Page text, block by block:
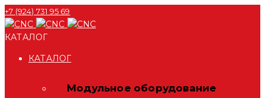
+7 (924) 731 95 69
КАТАЛОГ
КАТАЛОГ
Модульное оборудование